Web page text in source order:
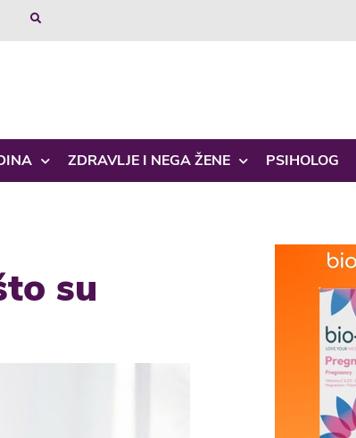
ZDRAVLJE I NEGA ŽENE PSIHOLOG
su